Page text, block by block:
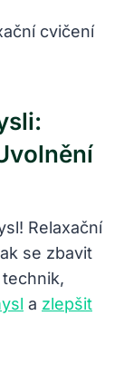
Relaxační
se zbavit
a zlepšit